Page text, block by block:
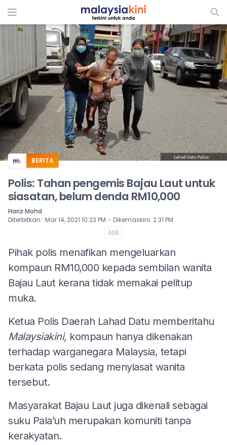
ADS
BERITA
Polis: Tahan pengemis Bajau Laut untuk
siasatan, belum denda RM10,000
Hariz Mohd
Diterbitkan: Mar 14, 2021 10:23 PM ⋅ Dikemaskini: 2:31 PM
ADS
Pihak polis menafikan mengeluarkan
kompaun RM10,000 kepada sembilan wanita
Bajau Laut kerana tidak memakai pelitup
muka.
Ketua Polis Daerah Lahad Datu memberitahu
Malaysiakini, kompaun hanya dikenakan
terhadap warganegara Malaysia, tetapi
berkata polis sedang menyiasat wanita
tersebut.
Masyarakat Bajau Laut juga dikenali sebagai
suku Pala’uh merupakan komuniti tanpa
kerakyatan.